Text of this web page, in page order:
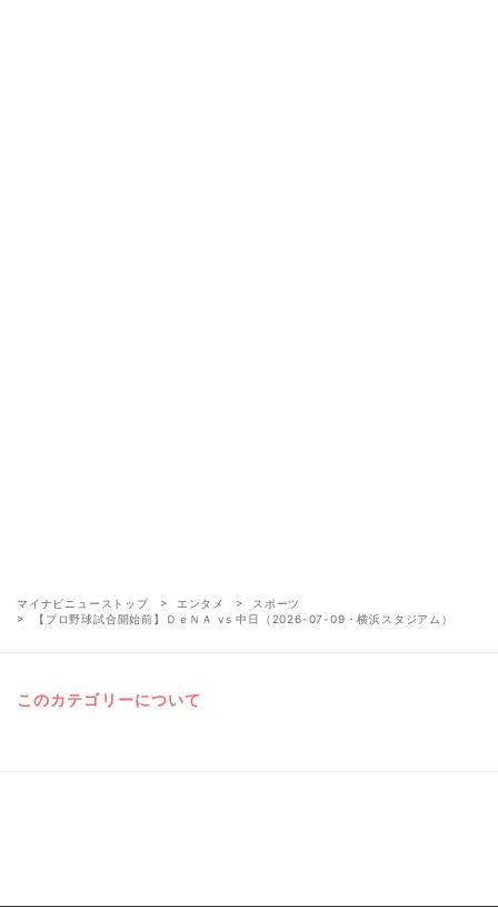
マイナビニューストップ エンタメ
スポーツ
【プロ野球試合開始前】ＤｅＮＡ vs 中日（2026-07-09・横浜スタジアム）
このカテゴリーについて